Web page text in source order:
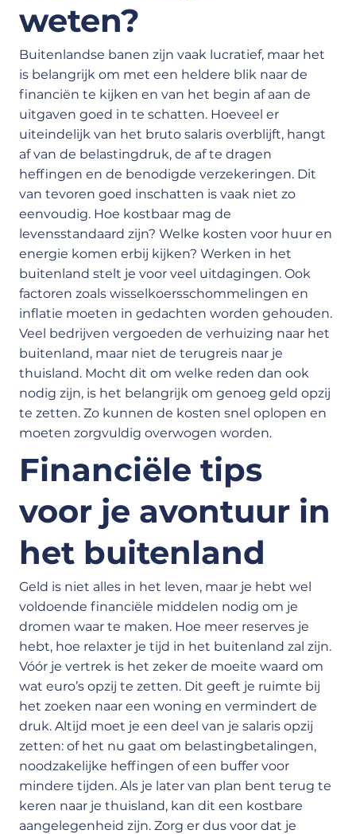
weten?
Buitenlandse banen zijn vaak lucratief, maar het
is belangrijk om met een heldere blik naar de
financiën te kijken en van het begin af aan de
uitgaven goed in te schatten. Hoeveel er
uiteindelijk van het bruto salaris overblijft, hangt
af van de belastingdruk, de af te dragen
heffingen en de benodigde verzekeringen. Dit
van tevoren goed inschatten is vaak niet zo
eenvoudig. Hoe kostbaar mag de
levensstandaard zijn? Welke kosten voor huur en
energie komen erbij kijken? Werken in het
buitenland stelt je voor veel uitdagingen. Ook
factoren zoals wisselkoersschommelingen en
inflatie moeten in gedachten worden gehouden.
Veel bedrijven vergoeden de verhuizing naar het
buitenland, maar niet de terugreis naar je
thuisland. Mocht dit om welke reden dan ook
nodig zijn, is het belangrijk om genoeg geld opzij
te zetten. Zo kunnen de kosten snel oplopen en
moeten zorgvuldig overwogen worden.
Financiële tips
voor je avontuur in
het buitenland
Geld is niet alles in het leven, maar je hebt wel
voldoende financiële middelen nodig om je
dromen waar te maken. Hoe meer reserves je
hebt, hoe relaxter je tijd in het buitenland zal zijn.
Vóór je vertrek is het zeker de moeite waard om
wat euro’s opzij te zetten. Dit geeft je ruimte bij
het zoeken naar een woning en vermindert de
druk. Altijd moet je een deel van je salaris opzij
zetten: of het nu gaat om belastingbetalingen,
noodzakelijke heffingen of een buffer voor
mindere tijden. Als je later van plan bent terug te
keren naar je thuisland, kan dit een kostbare
aangelegenheid zijn. Zorg er dus voor dat je